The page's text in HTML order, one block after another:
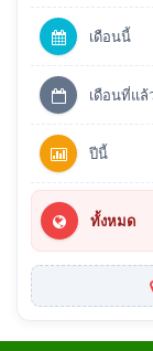
เดือนนี้
เดือนที่แล้
ปีนี้
ทั้งหมด